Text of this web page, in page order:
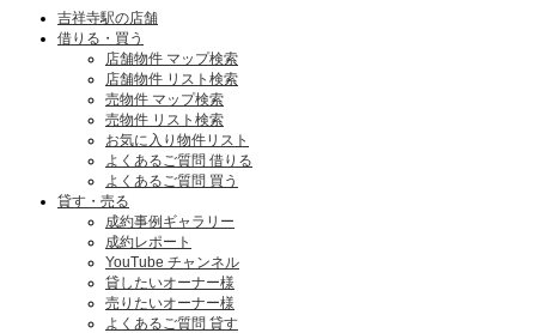
吉祥寺駅の店舗
借りる・買う
店舗物件 マップ検索
店舗物件 リスト検索
売物件 マップ検索
売物件 リスト検索
お気に入り物件リスト
よくあるご質問 借りる
よくあるご質問 買う
貸す・売る
成約事例ギャラリー
成約レポート
YouTube チャンネル
貸したいオーナー様
売りたいオーナー様
よくあるご質問 貸す